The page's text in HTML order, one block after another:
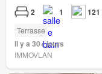
2 1 121
Terrasse
Il y a 30+ jours
IMMOVLAN